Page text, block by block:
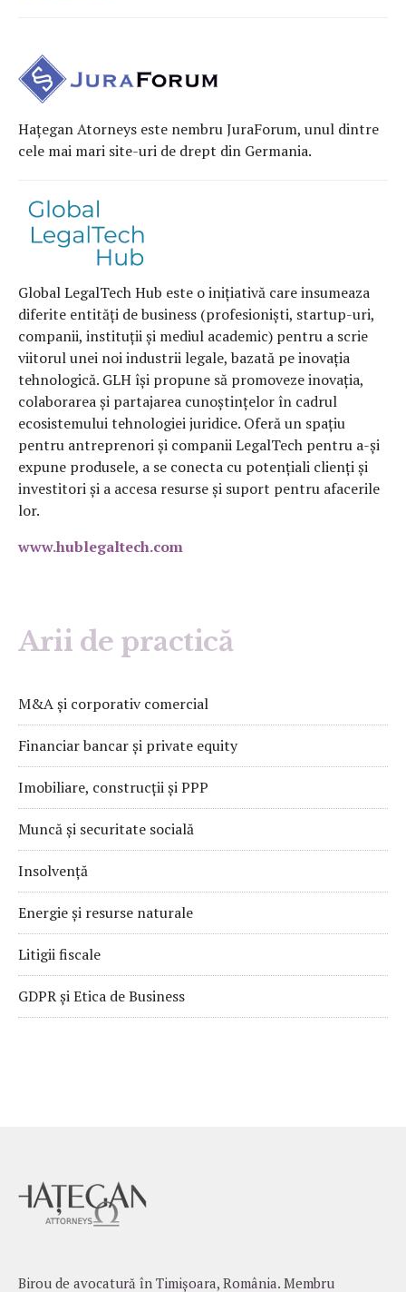
Hațegan Atorneys este nembru JuraForum, unul dintre
cele mai mari site-uri de drept din Germania.
Global LegalTech Hub este o inițiativă care insumeaza
diferite entități de business (profesioniști, startup-uri,
companii, instituții și mediul academic) pentru a scrie
viitorul unei noi industrii legale, bazată pe inovația
tehnologică. GLH își propune să promoveze inovația,
colaborarea și partajarea cunoștințelor în cadrul
ecosistemului tehnologiei juridice. Oferă un spațiu
pentru antreprenori și companii LegalTech pentru a-și
expune produsele, a se conecta cu potențiali clienți și
investitori și a accesa resurse și suport pentru afacerile
lor.
www.hublegaltech.com
Arii de practică
M&A și corporativ comercial
Financiar bancar și private equity
Imobiliare, construcții și PPP
Muncă și securitate socială
Insolvență
Energie și resurse naturale
Litigii fiscale
GDPR și Etica de Business
Birou de avocatură în Timișoara, România. Membru